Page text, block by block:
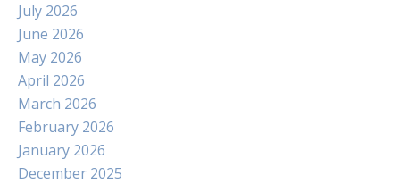
July 2026
June 2026
May 2026
April 2026
March 2026
February 2026
January 2026
December 2025